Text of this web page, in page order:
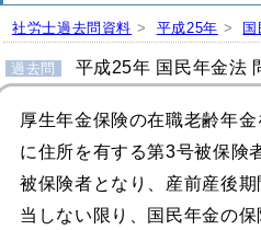
社労士過去問資料 > 平成25年 >
過去問 平成25年 国民年金法
厚生年金保険の在職老齢年
に住所を有する第3号被保険
被保険者となり、 産前産後
当しない限り、国民年金の